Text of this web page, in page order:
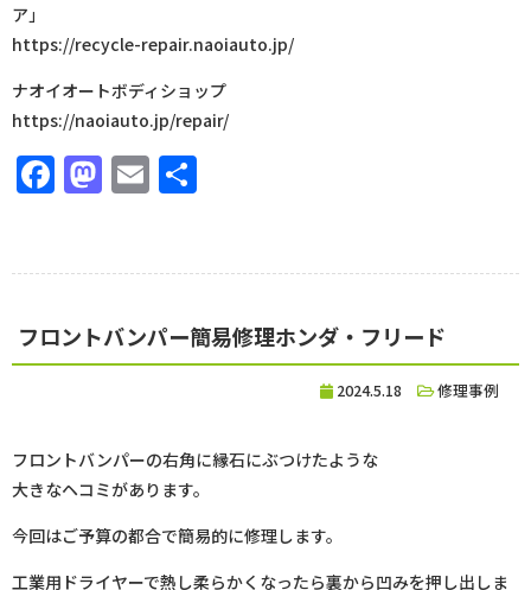
ア」
https://recycle-repair.naoiauto.jp/
ナオイオートボディショップ
https://naoiauto.jp/repair/
Facebook
Mastodon
Email
フロントバンパー簡易修理ホンダ・フリード
2024.5.18 修理事例
フロントバンパーの右角に縁石にぶつけたような
大きなヘコミがあります。
今回はご予算の都合で簡易的に修理します。
工業用ドライヤーで熱し柔らかくなったら裏から凹みを押し出しま